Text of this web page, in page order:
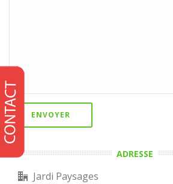
ADRESSE
Jardi Paysages